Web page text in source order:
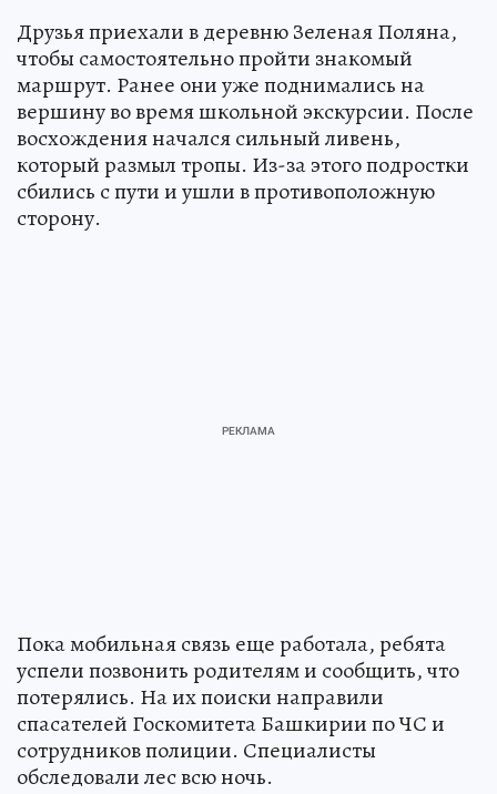
Друзья приехали в деревню Зеленая Поляна,
чтобы самостоятельно пройти знакомый
маршрут. Ранее они уже поднимались на
вершину во время школьной экскурсии. После
восхождения начался сильный ливень,
который размыл тропы. Из-за этого подростки
сбились с пути и ушли в противоположную
сторону.
Пока мобильная связь еще работала, ребята
успели позвонить родителям и сообщить, что
потерялись. На их поиски направили
спасателей Госкомитета Башкирии по ЧС и
сотрудников полиции. Специалисты
обследовали лес всю ночь.